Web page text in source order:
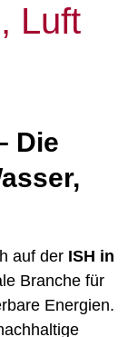
Luft
Die
auf der ISH in
Branche für
Energien.